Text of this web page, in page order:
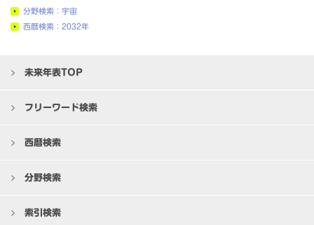
分野検索：宇宙
西暦検索：2032年
未来年表TOP
フリーワード検索
西暦検索
分野検索
索引検索